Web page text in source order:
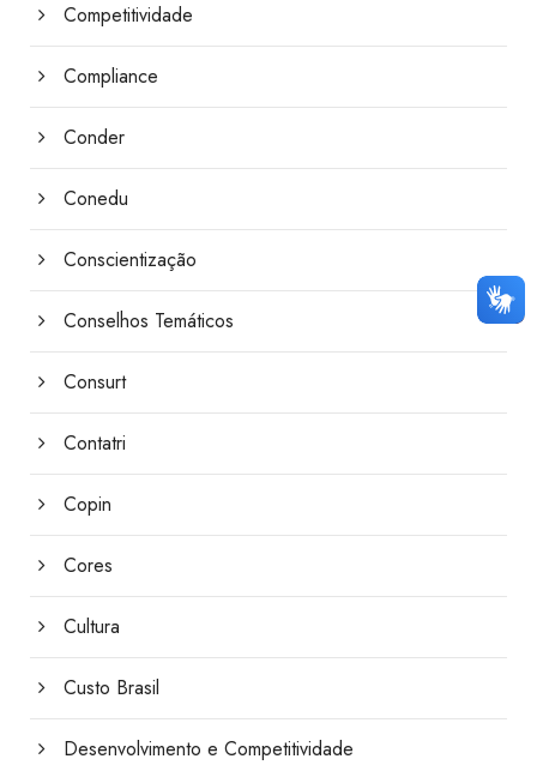
Competitividade
Compliance
Conder
Conedu
Conscientização
Conselhos Temáticos
Consurt
Contatri
Copin
Cores
Cultura
Custo Brasil
Desenvolvimento e Competitividade